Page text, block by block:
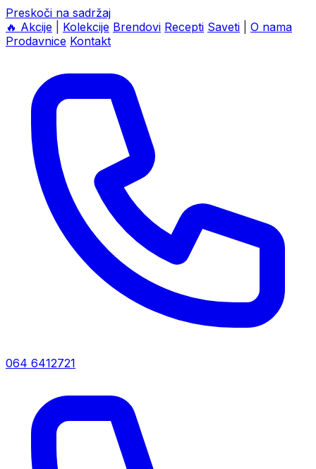
Preskoči na sadržaj
🔥 Akcije Kolekcije Brendovi Recepti Saveti
O nama
Prodavnice Kontakt
064 6412721